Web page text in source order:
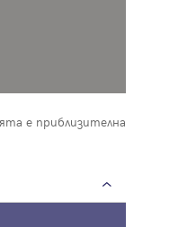
е приблизителна